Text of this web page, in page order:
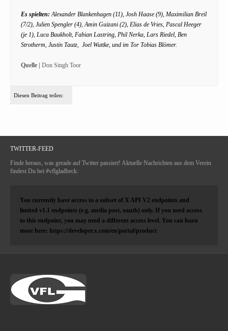
Es spielten: Alexander Blankenhagen (11), Josh Haase (9), Maximilian Breil
(7/2), Julien Spengler (4), Amin Guizani (2), Elias de Vries, Pascal Heeger
(je 1), Luca Baukholt, Fabian Lastring, Phil Nerka, Lars Riedel, Ben
Strotherm, Justin Tautz, Joel Wuttke, und im Tor Tobias Blömer.
Quelle | Don Singh Toor
Diesen Beitrag teilen:
TWITTER-FEED
Finde heraus, was gerade auf Twitter passiert! Aktuelle Nachrichten aus dem Verein
findest Du bei #vflgladbeck:
You currently have access to a subset of X API V2 endpoints and
limited v1.1 endpoints (e.g. media post, oauth) only. If you need access
to this endpoint, you may need a different access level. You can learn
more here: https://developer.x.com/en/portal/product